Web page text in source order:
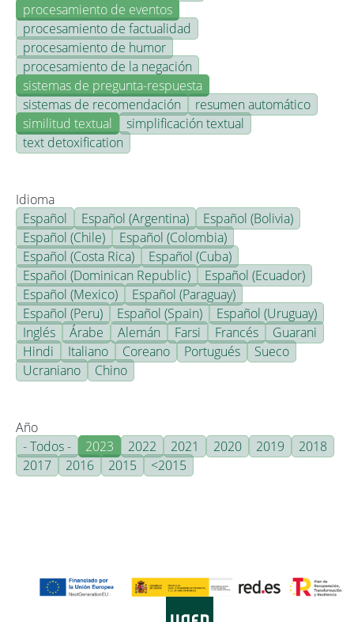
procesamiento de eventos
procesamiento de factualidad
procesamiento de humor
procesamiento de la negación
sistemas de pregunta-respuesta
sistemas de recomendación
resumen automático
similitud textual
simplificación textual
text detoxification
Idioma
Español
Español (Argentina)
Español (Bolivia)
Español (Chile)
Español (Colombia)
Español (Costa Rica)
Español (Cuba)
Español (Dominican Republic)
Español (Ecuador)
Español (Mexico)
Español (Paraguay)
Español (Peru)
Español (Spain)
Español (Uruguay)
Inglés
Árabe Alemán Farsi Francés
Guarani
Hindi
Italiano Coreano Portugués
Sueco
Ucraniano
Chino
Año
- Todos -
2023 2022 2021 2020 2019
2018
2017
2016 2015 <2015